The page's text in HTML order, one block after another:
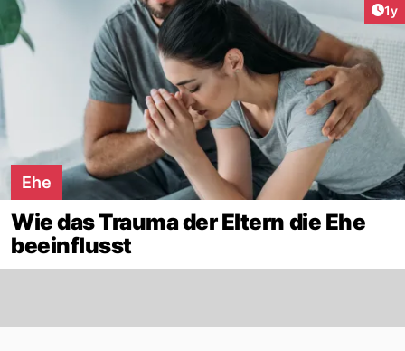
1y
Ehe
Wie das Trauma der Eltern die Ehe
beeinflusst